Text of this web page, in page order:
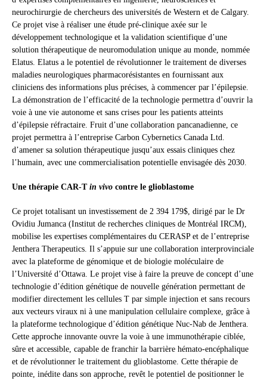
neurochirurgie de chercheurs des universités de Western et de Calgary.
Ce projet vise à réaliser une étude pré-clinique axée sur le
développement technologique et la validation scientifique d’une
solution thérapeutique de neuromodulation unique au monde, nommée
Elatus. Elatus a le potentiel de révolutionner le traitement de diverses
maladies neurologiques pharmacorésistantes en fournissant aux
cliniciens des informations plus précises, à commencer par l’épilepsie.
La démonstration de l’efficacité de la technologie permettra d’ouvrir la
voie à une vie autonome et sans crises pour les patients atteints
d’épilepsie réfractaire. Fruit d’une collaboration pancanadienne, ce
projet permettra à l’entreprise Carbon Cybernetics Canada Ltd.
d’amener sa solution thérapeutique jusqu’aux essais cliniques chez
l’humain, avec une commercialisation potentielle envisagée dès 2030.
Une thérapie CAR-T in vivo contre le glioblastome
Ce projet totalisant un investissement de 2 394 179$, dirigé par le Dr
Ovidiu Jumanca (Institut de recherches cliniques de Montréal IRCM),
mobilise les expertises complémentaires du CERASP et de l’entreprise
Jenthera Therapeutics. Il s’appuie sur une collaboration interprovinciale
avec la plateforme de génomique et de biologie moléculaire de
l’Université d’Ottawa. Le projet vise à faire la preuve de concept d’une
technologie d’édition génétique de nouvelle génération permettant de
modifier directement les cellules T par simple injection et sans recours
aux vecteurs viraux ni à une manipulation cellulaire complexe, grâce à
la plateforme technologique d’édition génétique Nuc-Nab de Jenthera.
Cette approche innovante ouvre la voie à une immunothérapie ciblée,
sûre et accessible, capable de franchir la barrière hémato-encéphalique
et de révolutionner le traitement du glioblastome. Cette thérapie de
pointe, inédite dans son approche, revêt le potentiel de positionner le